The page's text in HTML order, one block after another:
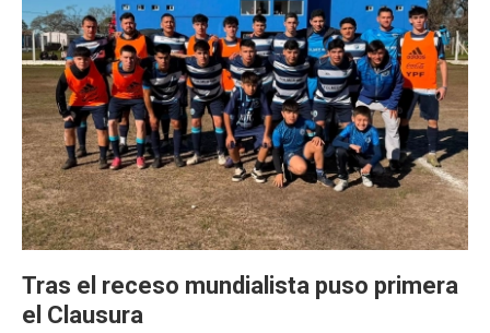
Tras el receso mundialista puso primera
el Clausura